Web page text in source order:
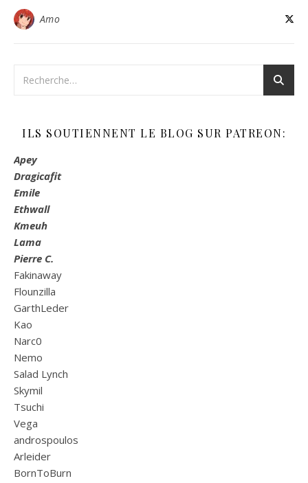
Amo
ILS SOUTIENNENT LE BLOG SUR PATREON:
Apey
Dragicafit
Emile
Ethwall
Kmeuh
Lama
Pierre C.
Fakinaway
Flounzilla
GarthLeder
Kao
Narc0
Nemo
Salad Lynch
Skymil
Tsuchi
Vega
androspoulos
Arleider
BornToBurn